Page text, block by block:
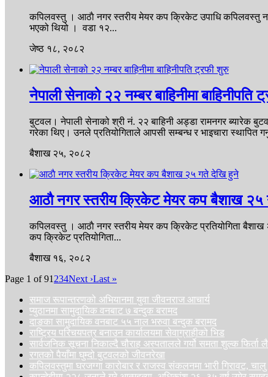
कपिलवस्तु । आठाै नगर स्तरीय मेयर कप क्रिकेट उपाधि कपिलवस्तु
भएको थियो । वडा १२...
जेष्ठ १८, २०८२
नेपाली सेनाको २२ नम्बर बाहिनीमा बाहिनीपति
बुटवल। नेपाली सेनाको श्री नं. २२ बाहिनी अड्डा रामनगर ब्यारेक
गरेका थिए। उनले प्रतियोगिताले आपसी सम्बन्ध र भाइचारा स्थापित
बैशाख २५, २०८२
आठाै नगर स्तरीय क्रिकेट मेयर कप बैशाख २५
कपिलवस्तु । आठाै नगर स्तरीय मेयर कप क्रिकेट प्रतियोगिता बैशाख
कप क्रिकेट प्रतियोगिता...
बैशाख १६, २०८२
Page 1 of 91 234Next ›Last »
समाज रूपान्तरणको अभियानमा युवा जीवनराज आचार्य
प्युठानमा सामुदायिक वनबाट ७ बन्दुक बरामद
दाङका सामुदायिक वनबाट ५५ नाल भरुवा बन्दुक बरामद
राष्ट्रिय परिचयपत्र बनाउन कार्यालयमा सेवाग्राहीको भिड
सार्वजनिक सूचना निकाल्दै चौराह अस्पतालले गर्यो समता शुल्क फिर्ता
रगतको पैयाँमा घुम्दो बुटवलको जीवनरेखा
कपिलवस्तुमा घरजग्गा कारोबार र राजस्व संकलनमा भारी गिरावट,